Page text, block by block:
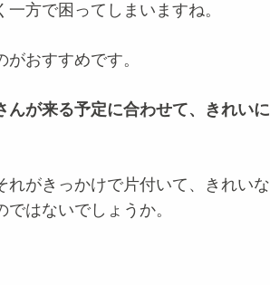
方で困ってしまいますね。
がおすすめです。
んが来る予定に合わせて、きれいに
がきっかけで片付いて、きれいな
はないでしょうか。